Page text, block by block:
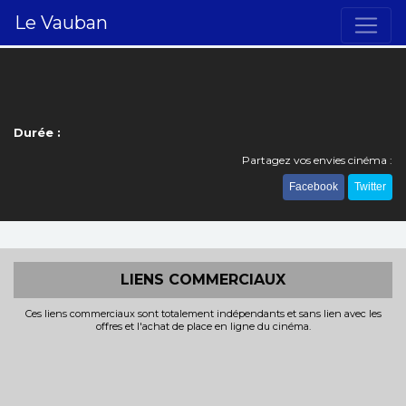
Le Vauban
Durée :
Partagez vos envies cinéma :
Facebook Twitter
LIENS COMMERCIAUX
Ces liens commerciaux sont totalement indépendants et sans lien avec les
offres et l'achat de place en ligne du cinéma.